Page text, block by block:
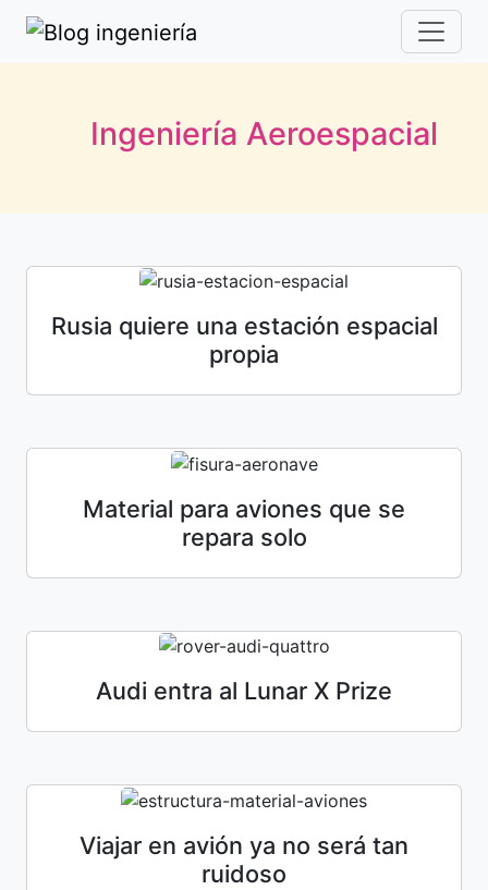
Ingeniería Aeroespacial
Rusia quiere una estación espacial
propia
Material para aviones que se
repara solo
Audi entra al Lunar X Prize
Viajar en avión ya no será tan
ruidoso